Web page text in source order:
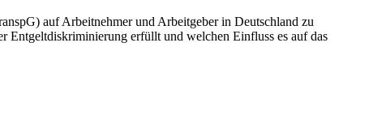
auf Arbeitnehmer und Arbeitgeber in Deutschland zu
Entgeltdiskriminierung erfüllt und welchen Einfluss es auf das